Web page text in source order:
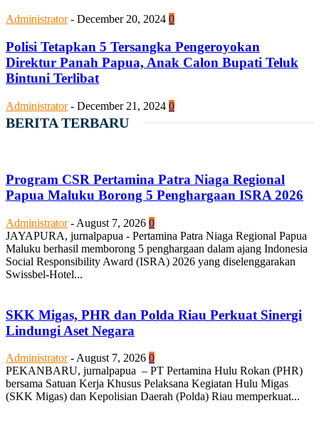
Administrator - December 20, 2024 0
Polisi Tetapkan 5 Tersangka Pengeroyokan
Direktur Panah Papua, Anak Calon Bupati Teluk
Bintuni Terlibat
Administrator - December 21, 2024 0
BERITA TERBARU
Program CSR Pertamina Patra Niaga Regional
Papua Maluku Borong 5 Penghargaan ISRA 2026
Administrator - August 7, 2026 0
JAYAPURA, jurnalpapua - Pertamina Patra Niaga Regional Papua
Maluku berhasil memborong 5 penghargaan dalam ajang Indonesia
Social Responsibility Award (ISRA) 2026 yang diselenggarakan
Swissbel-Hotel...
SKK Migas, PHR dan Polda Riau Perkuat Sinergi
Lindungi Aset Negara
Administrator -August 7, 2026 0
PEKANBARU, jurnalpapua – PT Pertamina Hulu Rokan (PHR)
bersama Satuan Kerja Khusus Pelaksana Kegiatan Hulu Migas
(SKK Migas) dan Kepolisian Daerah (Polda) Riau memperkuat...